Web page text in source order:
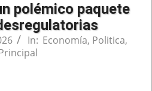
polémico paquete
In: Economía, Politica,